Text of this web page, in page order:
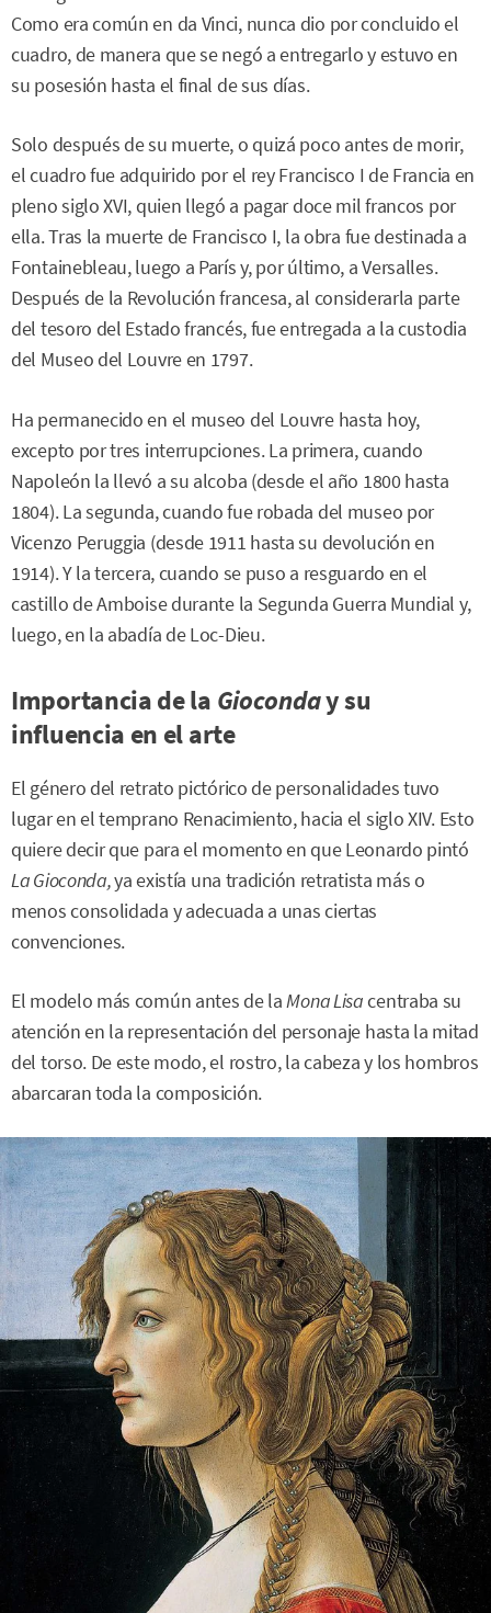
Como era común en da Vinci, nunca dio por concluido el
cuadro, de manera que se negó a entregarlo y estuvo en
su posesión hasta el final de sus días.
Solo después de su muerte, o quizá poco antes de morir,
el cuadro fue adquirido por el rey Francisco I de Francia en
pleno siglo XVI, quien llegó a pagar doce mil francos por
ella. Tras la muerte de Francisco I, la obra fue destinada a
Fontainebleau, luego a París y, por último, a Versalles.
Después de la Revolución francesa, al considerarla parte
del tesoro del Estado francés, fue entregada a la custodia
del Museo del Louvre en 1797.
Ha permanecido en el museo del Louvre hasta hoy,
excepto por tres interrupciones. La primera, cuando
Napoleón la llevó a su alcoba (desde el año 1800 hasta
1804). La segunda, cuando fue robada del museo por
Vicenzo Peruggia (desde 1911 hasta su devolución en
1914). Y la tercera, cuando se puso a resguardo en el
castillo de Amboise durante la Segunda Guerra Mundial y,
luego, en la abadía de Loc-Dieu.
Importancia de la Gioconday su
influencia en el arte
El género del retrato pictórico de personalidades tuvo
lugar en el temprano Renacimiento, hacia el siglo XIV. Esto
quiere decir que para el momento en que Leonardo pintó
La Gioconda,ya existía una tradición retratista más o
menos consolidada y adecuada a unas ciertas
convenciones.
El modelo más común antes de laMona Lisacentraba su
atención en la representación del personaje hasta la mitad
del torso. De este modo, el rostro, la cabeza y los hombros
abarcaran toda la composición.